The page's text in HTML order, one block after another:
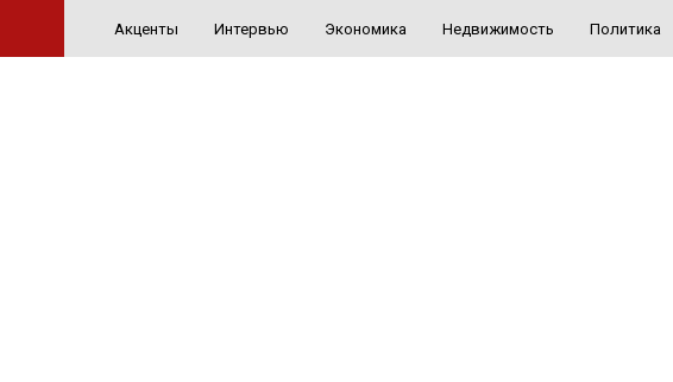
Акценты Интервью Экономика Недвижимость Политика